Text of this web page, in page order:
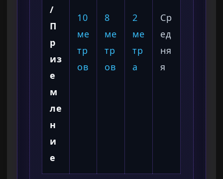
/
П
р
из
е
м
ле
н
и
е
10
ме
тр
ов
8
ме
тр
ов
2
ме
тр
а
Ср
ед
ня
я